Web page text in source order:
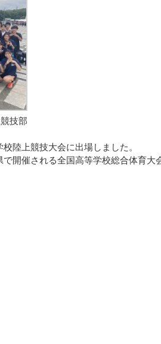
技部
陸上競技大会に出場しました。
開催される全国高等学校総合体育大